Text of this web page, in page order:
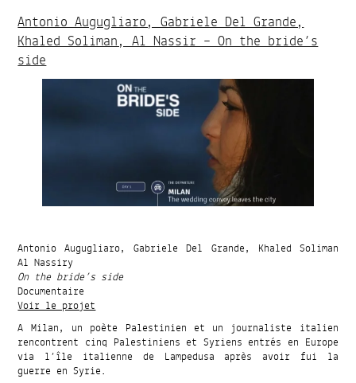
Antonio Augugliaro, Gabriele Del Grande,
Khaled Soliman, Al Nassir – On the bride’s
side
Antonio Augugliaro, Gabriele Del Grande, Khaled Soliman
Al Nassiry
On the bride’s side
Documentaire
Voir le projet
A Milan, un poète Palestinien et un journaliste italien
rencontrent cinq Palestiniens et Syriens entrés en Europe
via l’île italienne de Lampedusa après avoir fui la
guerre en Syrie.